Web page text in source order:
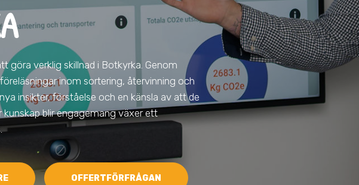
göra verklig skillnad i Botkyrka. Genom
inom sortering, återvinning och
insikter, förståelse och en känsla av att de
kunskap blir engagemang växer ett
OFFERTFÖRFRÅGAN